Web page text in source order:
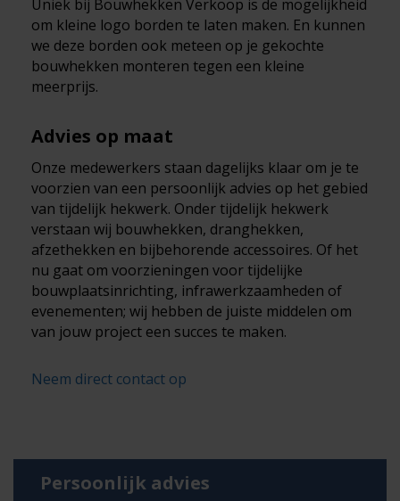
Uniek bij Bouwhekken Verkoop is de mogelijkheid
om kleine logo borden te laten maken. En kunnen
we deze borden ook meteen op je gekochte
bouwhekken monteren tegen een kleine
meerprijs.
Advies op maat
Onze medewerkers staan dagelijks klaar om je te
voorzien van een persoonlijk advies op het gebied
van tijdelijk hekwerk. Onder tijdelijk hekwerk
verstaan wij bouwhekken, dranghekken,
afzethekken en bijbehorende accessoires. Of het
nu gaat om voorzieningen voor tijdelijke
bouwplaatsinrichting, infrawerkzaamheden of
evenementen; wij hebben de juiste middelen om
van jouw project een succes te maken.
Neem direct contact op
Persoonlijk advies